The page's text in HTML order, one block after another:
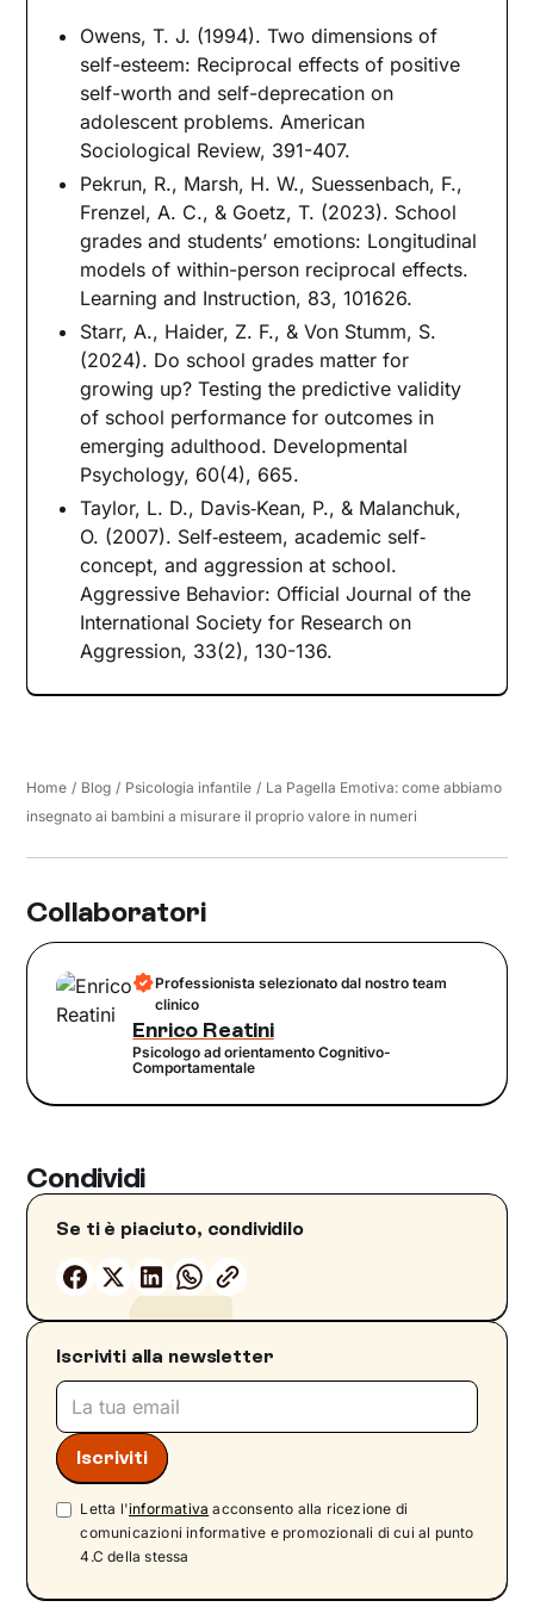
Owens, T. J. (1994). Two dimensions of
self-esteem: Reciprocal effects of positive
self-worth and self-deprecation on
adolescent problems. American
Sociological Review, 391-407.
Pekrun, R., Marsh, H. W., Suessenbach, F.,
Frenzel, A. C., & Goetz, T. (2023). School
grades and students’ emotions: Longitudinal
models of within-person reciprocal effects.
Learning and Instruction, 83, 101626.
Starr, A., Haider, Z. F., & Von Stumm, S.
(2024). Do school grades matter for
growing up? Testing the predictive validity
of school performance for outcomes in
emerging adulthood. Developmental
Psychology, 60(4), 665.
Taylor, L. D., Davis‐Kean, P., & Malanchuk,
O. (2007). Self‐esteem, academic self‐
concept, and aggression at school.
Aggressive Behavior: Official Journal of the
International Society for Research on
Aggression, 33(2), 130-136.
Home / Blog / Psicologia infantile / La Pagella Emotiva: come abbiamo
insegnato ai bambini a misurare il proprio valore in numeri
Collaboratori
Professionista selezionato dal nostro team
clinico
Enrico Reatini
Psicologo ad orientamento Cognitivo-
Comportamentale
Condividi
Se ti è piaciuto, condividilo
Iscriviti alla newsletter
Letta l'informativa acconsento alla ricezione di
comunicazioni informative e promozionali di cui al punto
4.C della stessa